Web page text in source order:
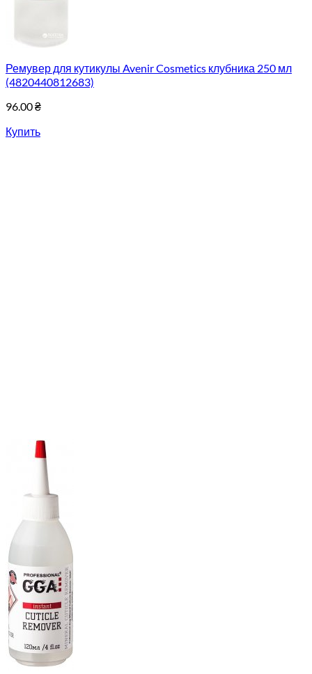
Ремувер для кутикулы Avenir Cosmetics клубника 250 мл
(4820440812683)
96.00₴
Купить